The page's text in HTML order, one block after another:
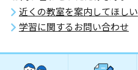
近くの教室を案内してほしい
学習に関するお問い合わせ